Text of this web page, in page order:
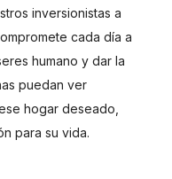
inversionistas a
cada día a
humano y dar la
puedan ver
hogar deseado,
para su vida.